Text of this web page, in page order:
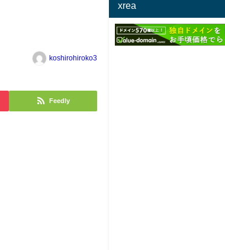
koshirohiroko3
Feedly
xrea